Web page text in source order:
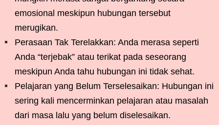
emosional meskipun hubungan tersebut
merugikan.
Perasaan Tak Terelakkan: Anda merasa seperti
Anda “terjebak” atau terikat pada seseorang
meskipun Anda tahu hubungan ini tidak sehat.
Pelajaran yang Belum Terselesaikan: Hubungan ini
sering kali mencerminkan pelajaran atau masalah
dari masa lalu yang belum diselesaikan.